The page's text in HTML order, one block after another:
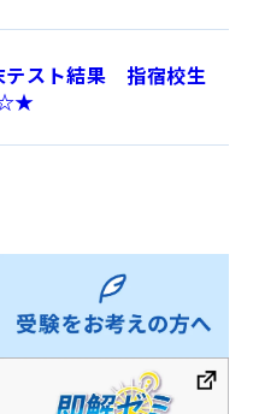
スト結果 指宿校生
☆★